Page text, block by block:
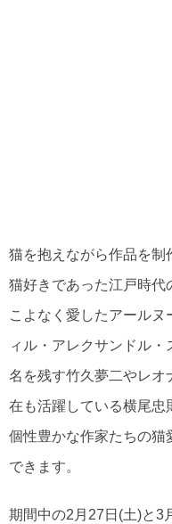
猫を抱えながら作品を制
猫好きであった江戸時代
こよなく愛したアール
ィル・アレクサンドル
名を残す竹久夢二やレオ
在も活躍している横尾忠
個性豊かな作家たちの猫
できます。
期間中の2月27日(土)と3